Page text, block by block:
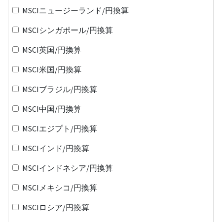
MSCIニュージーランド/円換算
MSCIシンガポール/円換算
MSCI英国/円換算
MSCI米国/円換算
MSCIブラジル/円換算
MSCI中国/円換算
MSCIエジプト/円換算
MSCIインド/円換算
MSCIインドネシア/円換算
MSCIメキシコ/円換算
MSCIロシア/円換算